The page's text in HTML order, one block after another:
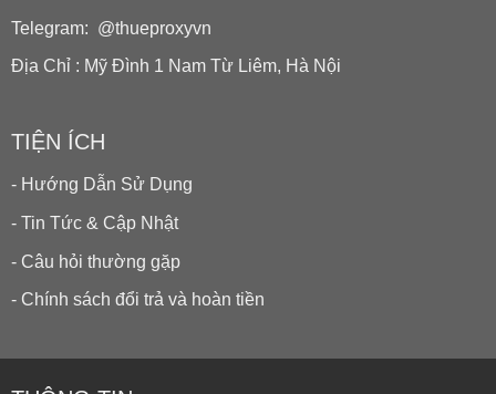
Telegram: @thueproxyvn
Địa Chỉ : Mỹ Đình 1 Nam Từ Liêm, Hà Nội
TIỆN ÍCH
- Hướng Dẫn Sử Dụng
- Tin Tức & Cập Nhật
- Câu hỏi thường gặp
- Chính sách đổi trả và hoàn tiền